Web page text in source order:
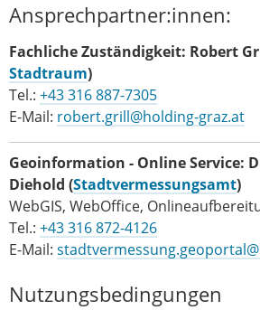
Ansprechpartner:innen:
Fachliche Zuständigkeit: Robert
Stadtraum)
Tel.: +43 316 887-7305
E-Mail: robert.grill@holding-graz.at
Geoinformation - Online Service:
Diehold (Stadtvermessungsamt)
WebGIS, WebOffice,
Tel.: +43 316 872-4126
E-Mail:
Nutzungsbedingungen